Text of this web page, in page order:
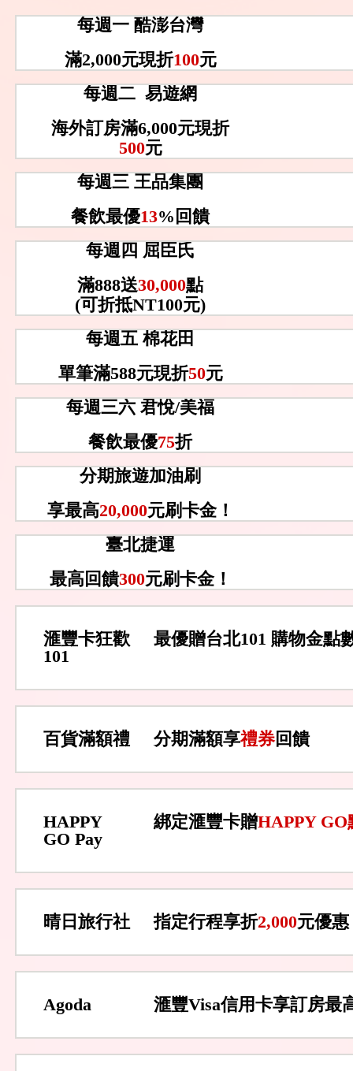
每週一 酷澎台灣
滿2,000元現折100元
每週二 易遊網
海外訂房滿6,000元現折
500元
每週三 王品集團
餐飲最優13%回饋
每週四 屈臣氏
滿888送30,000點
(可折抵NT100元)
每週五 棉花田
單筆滿588元現折50元
每週三六 君悅/美福
餐飲最優75折
分期旅遊加油刷
享最高20,000元刷卡金！
臺北捷運
最高回饋300元刷卡金！
滙豐卡狂歡
101
最優贈台北101 購物金點
百貨滿額禮 分期滿額享禮券回饋
HAPPY
GO Pay
綁定滙豐卡贈HAPPY GO
晴日旅行社 指定行程享折2,000元優惠
Agoda 滙豐Visa信用卡享訂房最